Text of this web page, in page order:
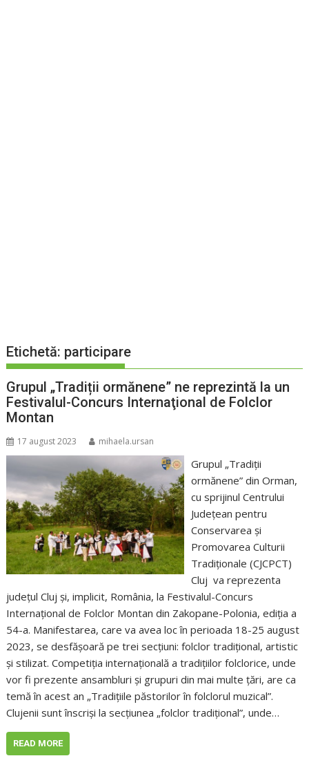
Etichetă: participare
Grupul „Tradiții ormănene” ne reprezintă la un
Festivalul-Concurs Internaţional de Folclor
Montan
17 august 2023 mihaela.ursan
Grupul „Tradiții
ormănene” din Orman,
cu sprijinul Centrului
Județean pentru
Conservarea și
Promovarea Culturii
Tradiționale (CJCPCT)
Cluj va reprezenta
județul Cluj și, implicit, România, la Festivalul-Concurs
Internaţional de Folclor Montan din Zakopane-Polonia, ediția a
54-a. Manifestarea, care va avea loc în perioada 18-25 august
2023, se desfășoară pe trei secțiuni: folclor tradițional, artistic
și stilizat. Competiția internaţională a tradiţiilor folclorice, unde
vor fi prezente ansambluri și grupuri din mai multe țări, are ca
temă în acest an „Tradițiile păstorilor în folclorul muzical”.
Clujenii sunt înscriși la secțiunea „folclor tradițional”, unde…
READ MORE